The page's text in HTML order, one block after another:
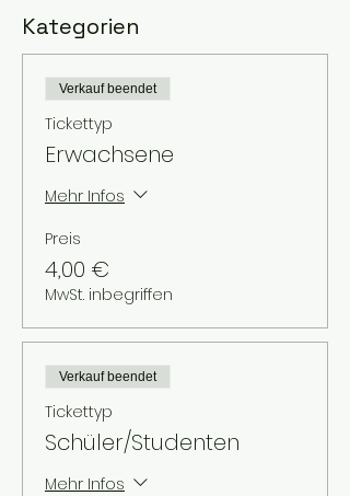
Kategorien
Verkauf beendet
Tickettyp
Erwachsene
Mehr Infos
Preis
4,00 €
MwSt. inbegriffen
Verkauf beendet
Tickettyp
Schüler/Studenten
Mehr Infos